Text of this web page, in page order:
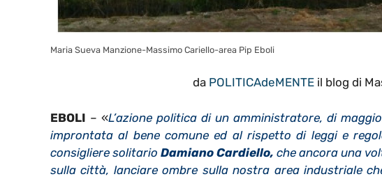
Maria Sueva Manzione-Massimo Cariello-area Pip Eboli
da POLITICAdeMENTEil blog di
EBOLI – «L’azione politica di un amministratore, di
improntata al bene comune ed al rispetto di leggi e
consigliere solitario Damiano Cardiello, che ancora una
sulla città, lanciare ombre sulla nostra area industriale